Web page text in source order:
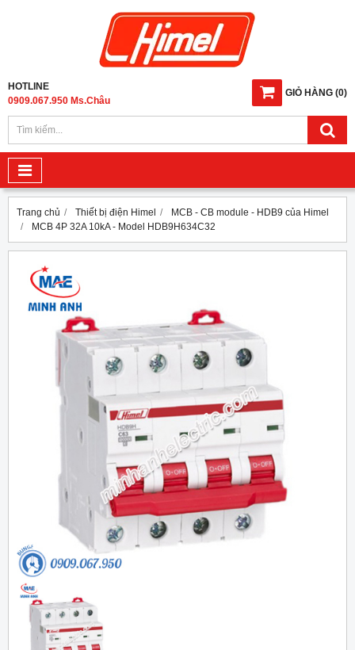
GIỎ HÀNG (0)
HOTLINE
0909.067.950 Ms.Châu
Trang chủ Thiết bị điện Himel
MCB - CB module - HDB9 của Himel
MCB 4P 32A 10kA - Model HDB9H634C32